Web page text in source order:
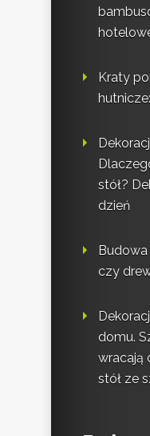
Kraty
stół?
dzień
czy
domu.
wracają
stół ze